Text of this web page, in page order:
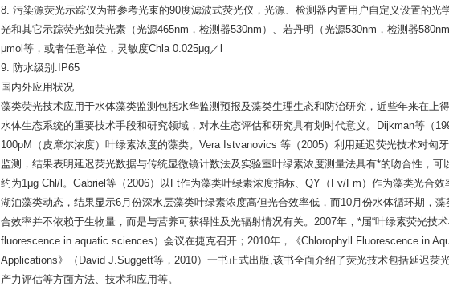
8. 污染源荧光示踪仪为带参考光束的90度滤波式荧光仪，光源、检测器内置用户自定义设置的光
光和其它示踪荧光如荧光素（光源465nm，检测器530nm）、若丹明（光源530nm，检测器
μmol等，或者任意单位，灵敏度Chla 0.025μg／l
9. 防水级别:IP65
国内外应用状况
藻类荧光技术应用于水体藻类监测包括水华监测预报及藻类生理生态和防治研究，近些年来在上
水体生态系统的重要技术手段和研究领域，对水生态评估和研究具有划时代意义。Dijkman等（
100pM（皮摩尔浓度）叶绿素浓度的藻类。Vera Istvanovics 等（2005）利用延迟荧光技术对匈
监测，结果表明延迟荧光数据与传统显微镜计数法及实验室叶绿素浓度测量法具有*的吻合性，
约为1μg Chl/l。Gabriel等（2006）以Ft作为藻类叶绿素浓度指标、QY（Fv/Fm）作为藻类光合
湖泊藻类动态，结果显示6月份深水层藻类叶绿素浓度高但光合效率低，而10月份水体循环期，
合效率并不依赖于生物量，而是与营养可获得性及光辐射情况有关。2007年，*届“叶绿素荧光技
fluorescence in aquatic sciences）会议在捷克召开；2010年，《Chlorophyll Fluorescence in
Applications》（David J.Suggett等，2010）一书正式出版,该书全面介绍了荧光技术包括延迟荧
产力评估等方面方法、技术和应用等。